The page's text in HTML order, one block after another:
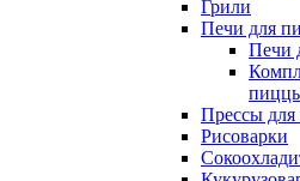
Грили
Печи для
Печи
Прессы для
Рисоварки